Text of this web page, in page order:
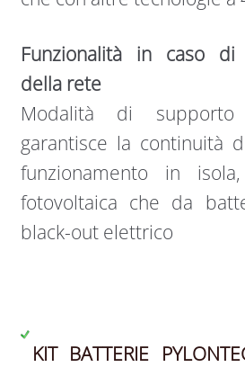
Funzionalità in caso di
della rete
Modalità di supporto
garantisce la continuità
funzionamento in
fotovoltaica che da
black-out elettrico
KIT BATTERIE